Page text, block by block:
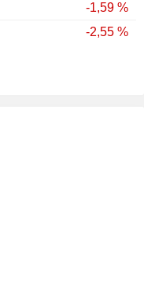
-1,59 %
-2,55 %